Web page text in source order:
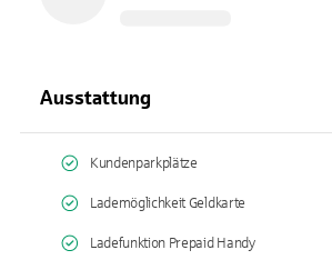
Ausstattung
Kundenparkplätze
Lademöglichkeit Geldkarte
Ladefunktion Prepaid Handy